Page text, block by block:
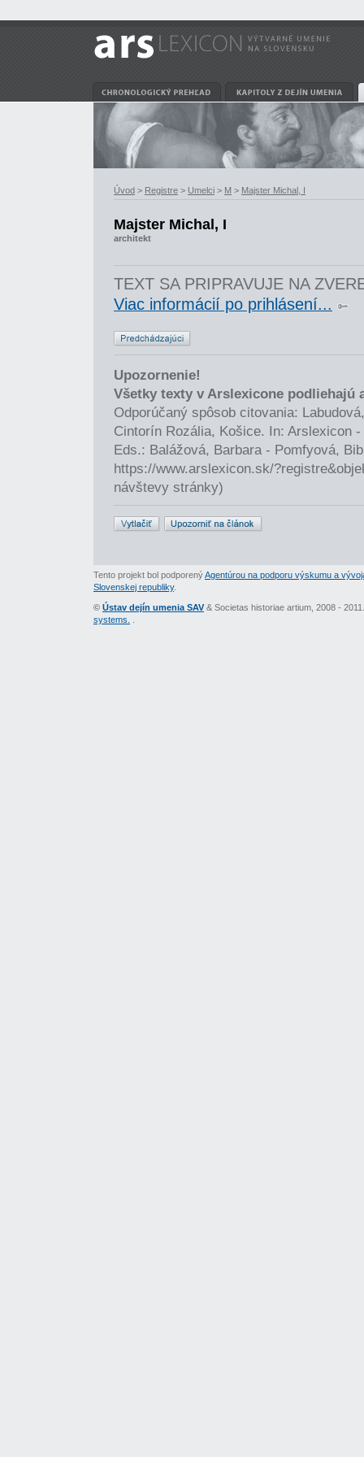
Úvod > Registre > Umelci > M > Majster Michal, I
Majster Michal, I
architekt
TEXT SA PRIPRAVUJE NA
Viac informácií po prihlásení...
Upozornenie!
Všetky texty v Arslexicone podliehajú
Odporúčaný spôsob citovania:
Cintorín Rozália, Košice. In: Arslexicon
Eds.: Balážová, Barbara - Pomfyová,
https://www.arslexicon.sk/
návštevy stránky)
Tento projekt bol podporenýAgentúrou na podporu výskumu a
Slovenskej republiky.
© Ústav dejín umenia SAV & Societas historiae artium, 2008 -
systems.